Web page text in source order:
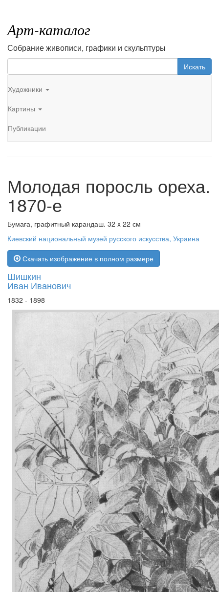
Арт-каталог
Собрание живописи, графики и скульптуры
Искать
Художники
Картины
Публикации
Молодая поросль ореха.
1870-е
Бумага, графитный карандаш. 32 x 22 см
Киевский национальный музей русского искусства, Украина
Скачать изображение в полном размере
Шишкин
Иван Иванович
1832 - 1898